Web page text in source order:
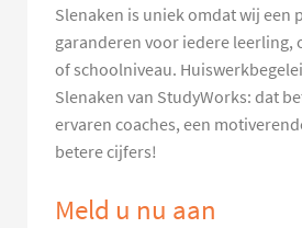
Slenaken is uniek omdat wij een
garanderen voor iedere leerling,
of schoolniveau.
Slenaken van StudyWorks: dat
ervaren coaches, een
betere cijfers!
Meld u nu aan